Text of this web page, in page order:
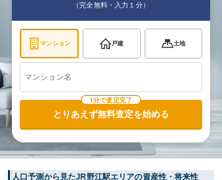
（完全無料・入力１分）
マンション 戸建 土地
1分で査定完了
とりあえず無料査定を始める
人口予測から見たJR野江駅エリアの資産性・将来性